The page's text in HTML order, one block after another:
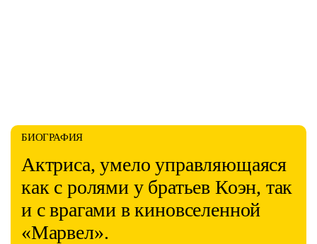
БИОГРАФИЯ
Актриса, умело управляющаяся
как с ролями у братьев Коэн, так
и с врагами в киновселенной
«Марвел».